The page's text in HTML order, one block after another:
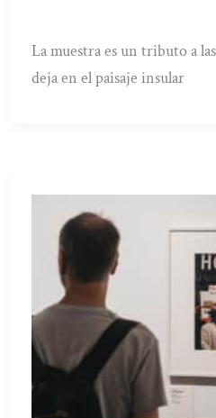
La muestra es un tributo a
deja en el paisaje insular